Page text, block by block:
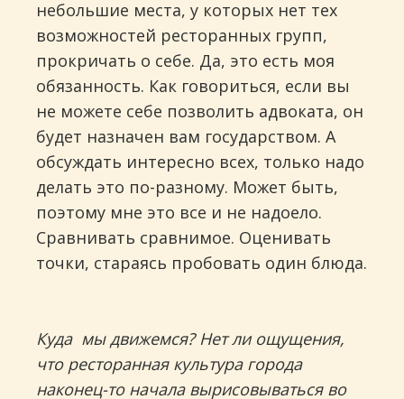
небольшие места, у которых нет тех
возможностей ресторанных групп,
прокричать о себе. Да, это есть моя
обязанность. Как говориться, если вы
не можете себе позволить адвоката, он
будет назначен вам государством. А
обсуждать интересно всех, только надо
делать это по-разному. Может быть,
поэтому мне это все и не надоело.
Сравнивать сравнимое. Оценивать
точки, стараясь пробовать один блюда.
Куда мы движемся? Нет ли ощущения,
что ресторанная культура города
наконец-то начала вырисовываться во